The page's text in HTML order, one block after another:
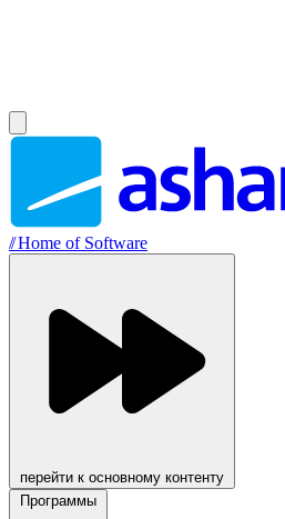
//Home of Software
перейти к основному контенту
Программы